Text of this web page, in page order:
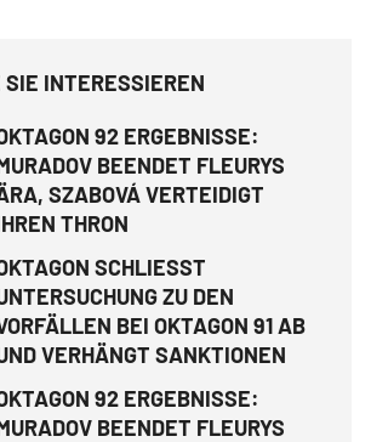
SIE INTERESSIEREN
92 ERGEBNISSE:
BEENDET FLEURYS
SZABOVÁ VERTEIDIGT
THRON
SCHLIESST
ZU DEN
BEI OKTAGON 91 AB
VERHÄNGT SANKTIONEN
92 ERGEBNISSE:
BEENDET FLEURYS